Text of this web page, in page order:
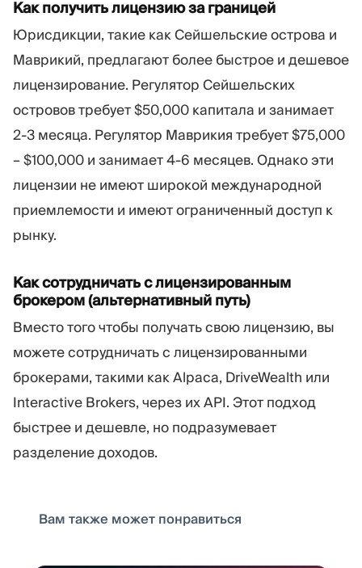
Как получить лицензию за границей
Юрисдикции, такие как Сейшельские острова и
Маврикий, предлагают более быстрое и дешевое
лицензирование. Регулятор Сейшельских
островов требует $50,000 капитала и занимает
2-3 месяца. Регулятор Маврикия требует $75,000
– $100,000 и занимает 4-6 месяцев. Однако эти
лицензии не имеют широкой международной
приемлемости и имеют ограниченный доступ к
рынку.
Как сотрудничать с лицензированным
брокером (альтернативный путь)
Вместо того чтобы получать свою лицензию, вы
можете сотрудничать с лицензированными
брокерами, такими как Alpaca, DriveWealth или
Interactive Brokers, через их API. Этот подход
быстрее и дешевле, но подразумевает
разделение доходов.
Вам также может понравиться